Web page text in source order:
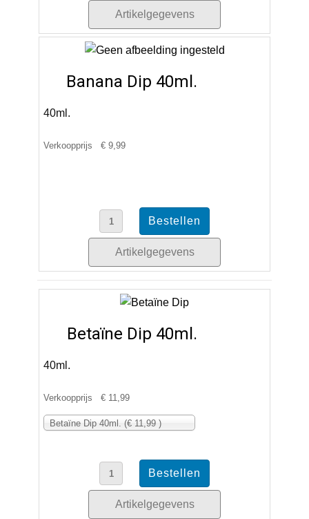
Artikelgegevens
Banana Dip 40ml.
40ml.
Verkoopprijs € 9,99
Artikelgegevens
Betaïne Dip 40ml.
40ml.
Verkoopprijs € 11,99
Betaïne Dip 40ml. (€ 11,99 )
Artikelgegevens